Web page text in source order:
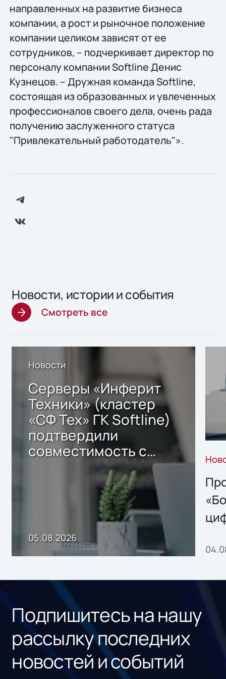
направленных на развитие бизнеса
компании, а рост и рыночное положение
компании целиком зависят от ее
сотрудников, – подчеркивает директор по
персоналу компании Softline Денис
Кузнецов. – Дружная команда Softline,
состоящая из образованных и увлеченных
профессионалов своего дела, очень рада
получению заслуженного статуса
"Привлекательный работодатель"».
Новости, истории и события
Смотреть все
Новости
Серверы «Инферит
Техники» (кластер
«СФ Тех» ГК Softline)
подтвердили
совместимость с
решением Sharx
Storage 2.x для
хранения данных
05.08.2026
Подпишитесь на нашу
рассылку последних
новостей и событий